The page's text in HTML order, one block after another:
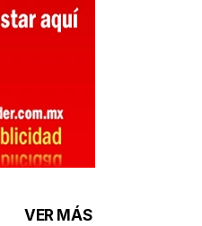
VER MÁS